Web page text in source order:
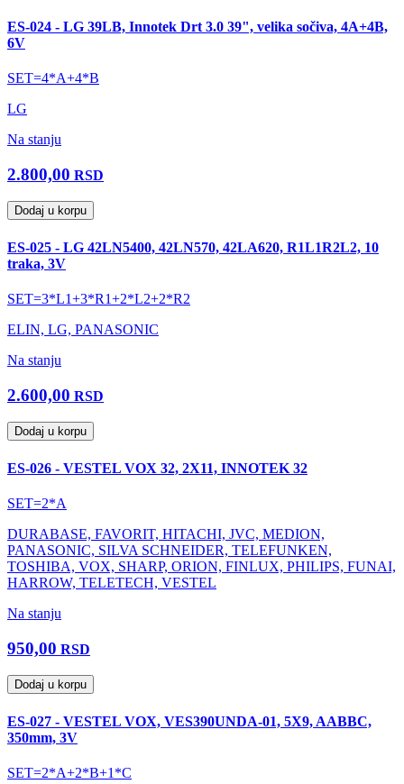
ES-024 - LG 39LB, Innotek Drt 3.0 39", velika sočiva, 4A+4B,
6V
SET=4*A+4*B
LG
Na stanju
2.800,00 RSD
Dodaj u korpu
ES-025 - LG 42LN5400, 42LN570, 42LA620, R1L1R2L2, 10
traka, 3V
SET=3*L1+3*R1+2*L2+2*R2
ELIN, LG, PANASONIC
Na stanju
2.600,00 RSD
Dodaj u korpu
ES-026 - VESTEL VOX 32, 2X11, INNOTEK 32
SET=2*A
DURABASE, FAVORIT, HITACHI, JVC, MEDION,
PANASONIC, SILVA SCHNEIDER, TELEFUNKEN,
TOSHIBA, VOX, SHARP, ORION, FINLUX, PHILIPS, FUNAI,
HARROW, TELETECH, VESTEL
Na stanju
950,00 RSD
Dodaj u korpu
ES-027 - VESTEL VOX, VES390UNDA-01, 5X9, AABBC,
350mm, 3V
SET=2*A+2*B+1*C